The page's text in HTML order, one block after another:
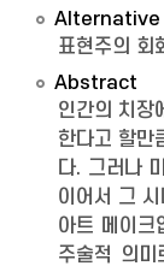
표현주의 회
Abstract
인간의 치장
한다고 할만
다. 그러나
이어서 그
아트 메이크
주술적 의미